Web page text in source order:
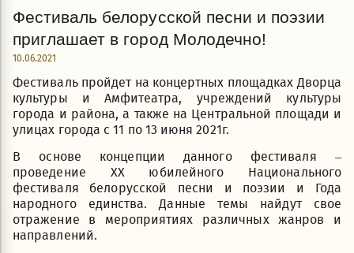
Фестиваль белорусской песни и поэзии
приглашает в город Молодечно!
10.06.2021
Фестиваль пройдет на концертных площадках Дворца
культуры и Амфитеатра, учреждений культуры
города и района, а также на Центральной площади и
улицах города с 11 по 13 июня 2021г.
В основе концепции данного фестиваля –
проведение ХХ юбилейного Национального
фестиваля белорусской песни и поэзии и Года
народного единства. Данные темы найдут свое
отражение в мероприятиях различных жанров и
направлений.